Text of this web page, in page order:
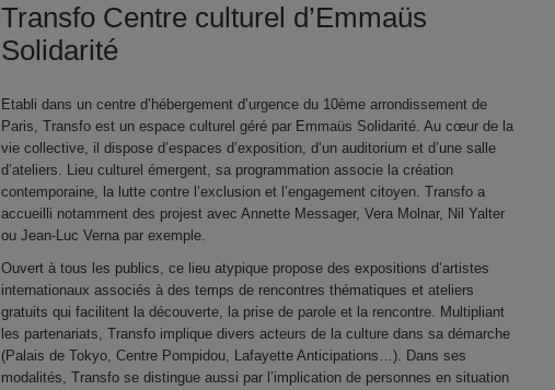
Transfo Centre culturel d’Emmaüs
Solidarité
Etabli dans un centre d’hébergement d’urgence du 10ème arrondissement de
Paris, Transfo est un espace culturel géré par Emmaüs Solidarité. Au cœur de la
vie collective, il dispose d’espaces d’exposition, d’un auditorium et d’une salle
d’ateliers. Lieu culturel émergent, sa programmation associe la création
contemporaine, la lutte contre l’exclusion et l’engagement citoyen. Transfo a
accueilli notamment des projest avec Annette Messager, Vera Molnar, Nil Yalter
ou Jean-Luc Verna par exemple.
Ouvert à tous les publics, ce lieu atypique propose des expositions d’artistes
internationaux associés à des temps de rencontres thématiques et ateliers
gratuits qui facilitent la découverte, la prise de parole et la rencontre. Multipliant
les partenariats, Transfo implique divers acteurs de la culture dans sa démarche
(Palais de Tokyo, Centre Pompidou, Lafayette Anticipations…). Dans ses
modalités, Transfo se distingue aussi par l’implication de personnes en situation